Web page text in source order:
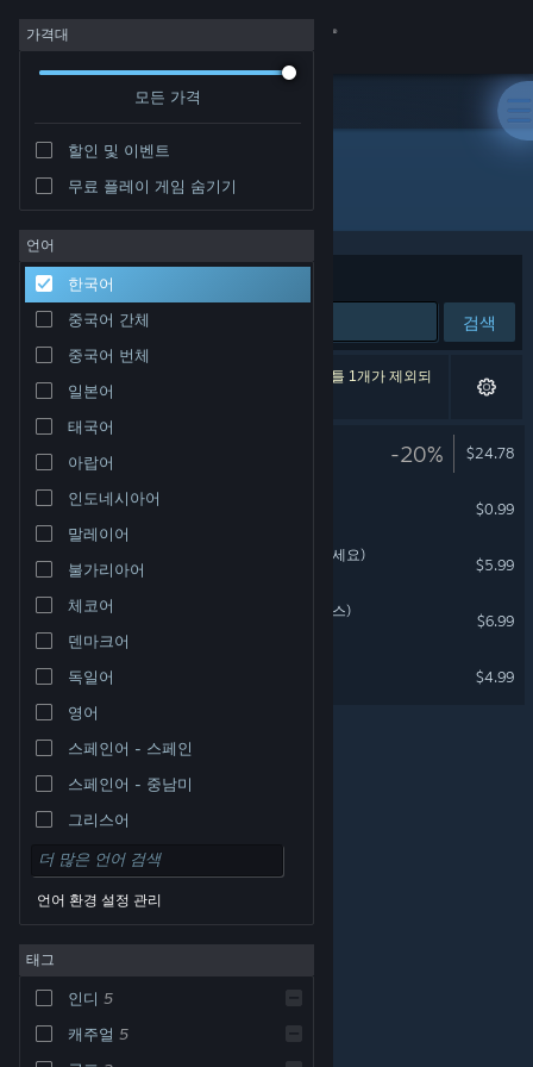
로그인
커뮤니티
정보
지원
언어 변경
Steam 모바일 앱 다운로드
PC 웹사이트 보기
© Valve Corporation. 모든 권리 보유. 모든 상표는 미국
및 기타 국가에서 각각 해당 소유자의 재산입니다.
환불| 쿠키
가격대
모든 가격
할인 및 이벤트
무료 플레이 게임 숨기기
언어
한국어
중국어 간체
중국어 번체
일본어
태국어
아랍어
인도네시아어
말레이어
불가리아어
체코어
덴마크어
독일어
영어
스페인어 - 스페인
스페인어 - 중남미
그리스어
언어 환경 설정 관리
태그
인디 5
캐주얼 5
개발자: Dexter Studios
정렬 기준 연관성
검색
검색 결과가 5개 있습니다. 환경 설정에 따라 타이틀 1개가 제외되
었습니다.
-20% $24.78
The Tide Intro
$0.99
VR TOON Help Me (살려주세요)
$5.99
From The Earth (프롬 더 어스)
$6.99
$4.99